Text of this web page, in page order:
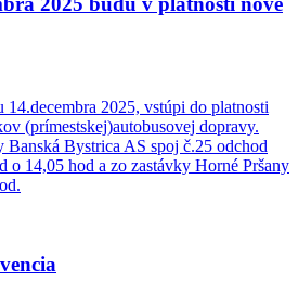
2025, vstúpi do platnosti
(prímestskej)autobusovej dopravy.
Banská Bystrica AS spoj č.25 odchod
o 14,05 hod a zo zastávky Horné Pršany